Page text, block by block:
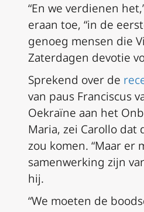
“En we verdienen
eraan toe, “in de
genoeg mensen die
Zaterdagen devotie
Sprekend over de
van paus Franciscus
Oekraïne aan het
Maria, zei Carollo dat
zou komen. “Maar er
samenwerking zijn
hij.
“We moeten de